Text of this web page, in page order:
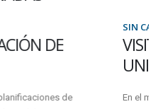
A LA
del Centro para la